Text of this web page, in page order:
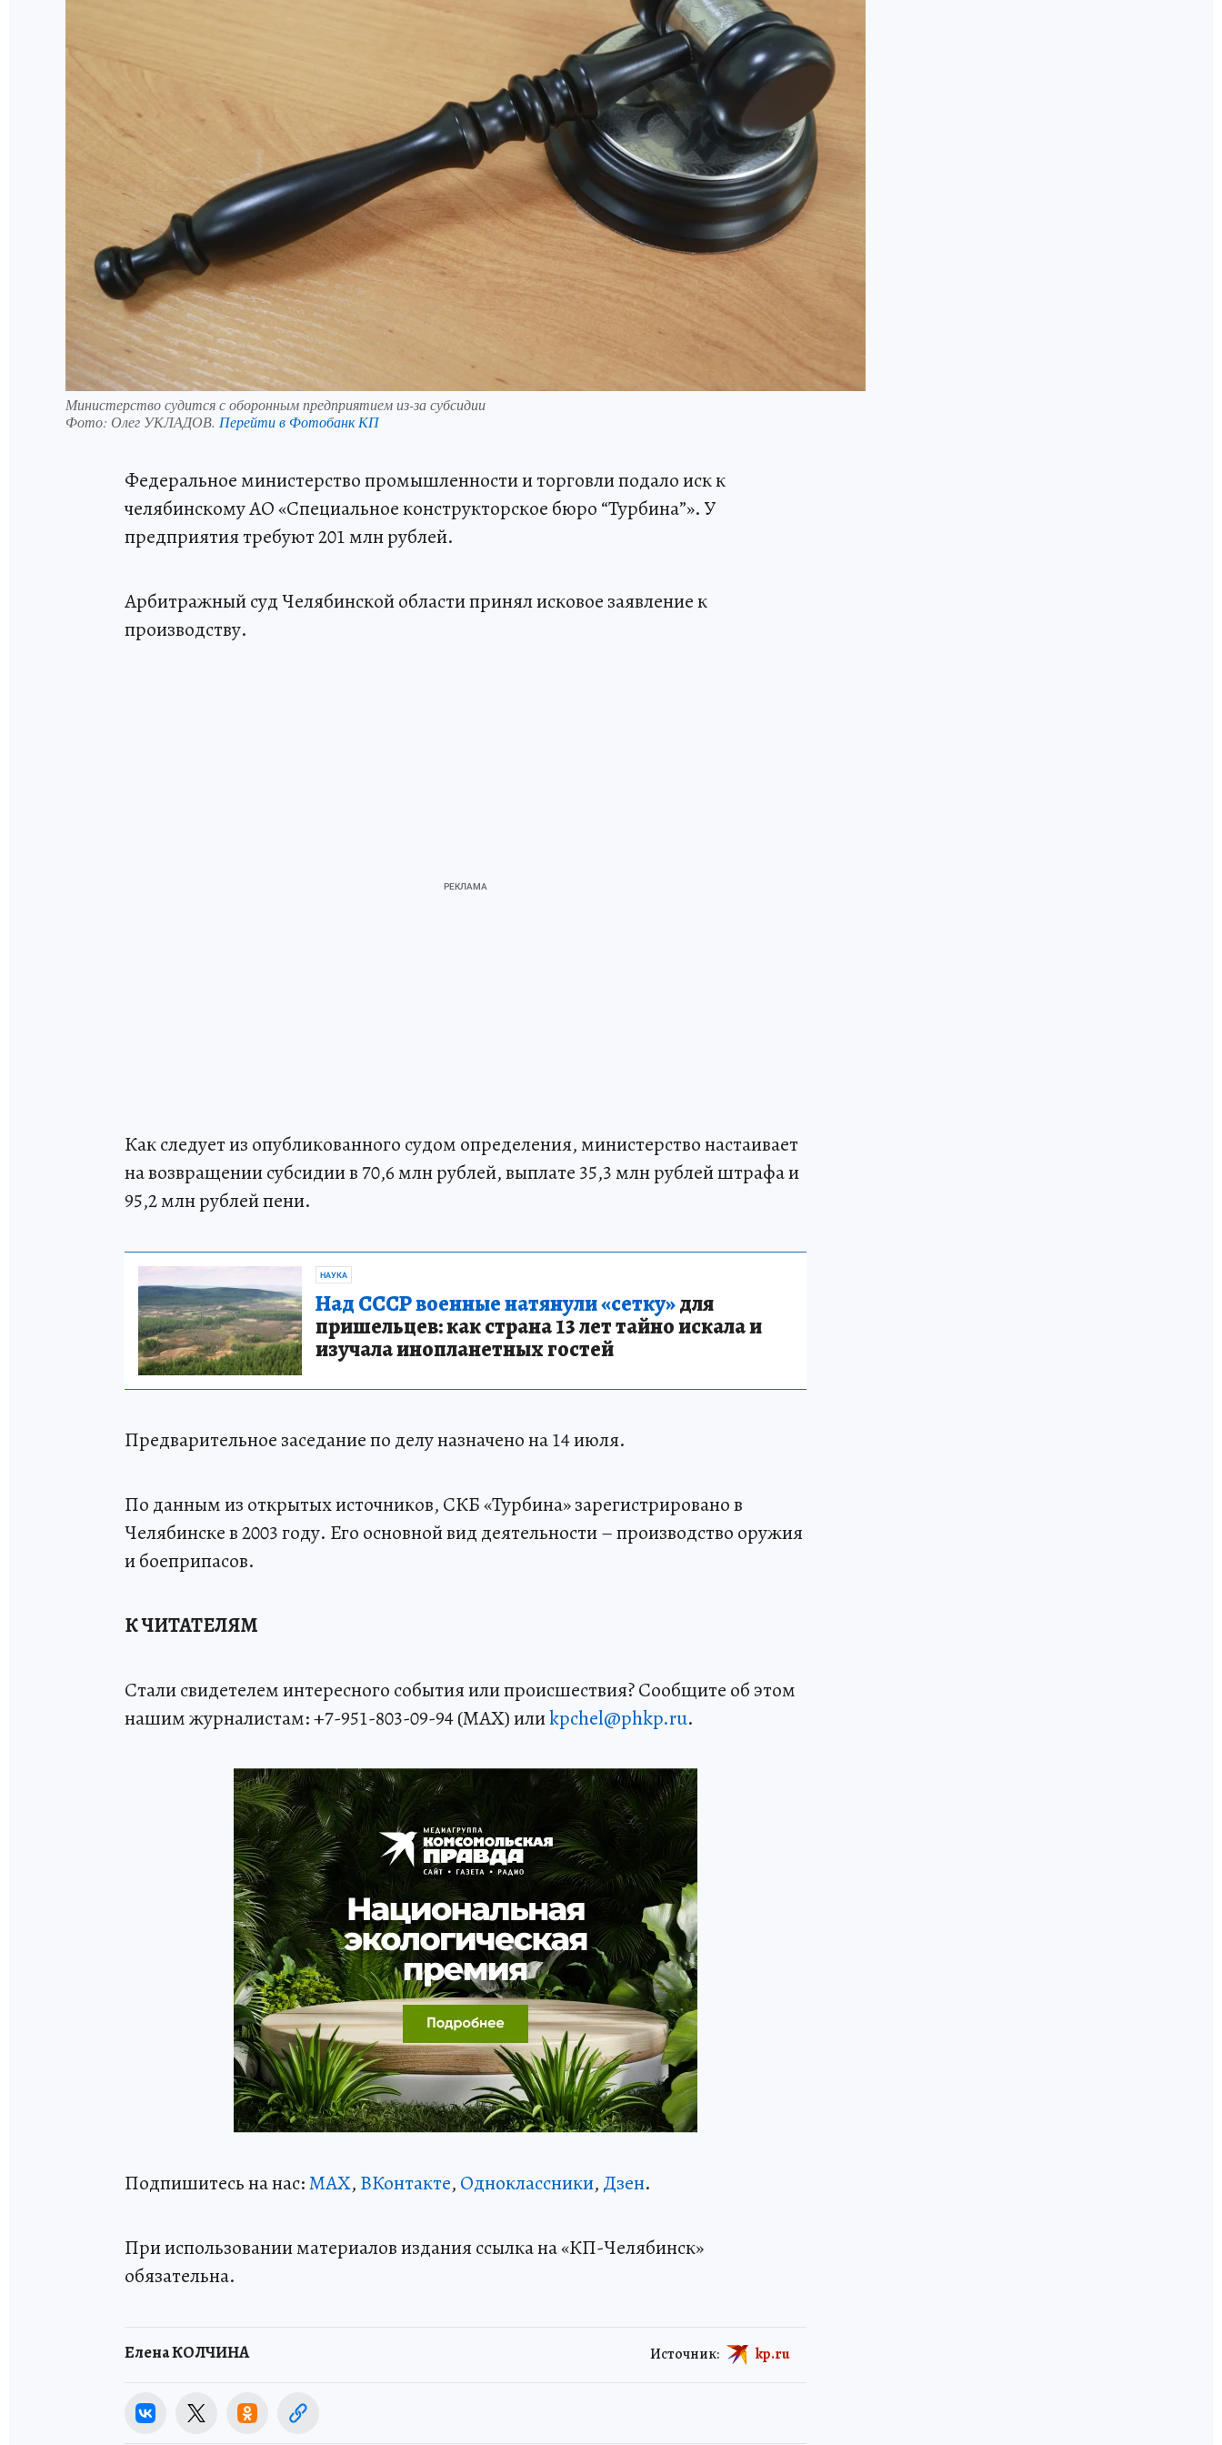
Министерство судится с оборонным предприятием из-за субсидии
Фото: Олег УКЛАДОВ. Перейти в Фотобанк КП
Федеральное министерство промышленности и торговли подало иск к
челябинскому АО «Специальное конструкторское бюро “Турбина”». У
предприятия требуют 201 млн рублей.
Арбитражный суд Челябинской области принял исковое заявление к
производству.
Как следует из опубликованного судом определения, министерство настаивает
на возвращении субсидии в 70,6 млн рублей, выплате 35,3 млн рублей штрафа и
95,2 млн рублей пени.
НАУКА
Над СССР военные натянули «сетку»для
пришельцев: как страна 13 лет тайно искала и
изучала инопланетных гостей
Предварительное заседание по делу назначено на 14 июля.
По данным из открытых источников, СКБ «Турбина» зарегистрировано в
Челябинске в 2003 году. Его основной вид деятельности – производство оружия
и боеприпасов.
К ЧИТАТЕЛЯМ
Стали свидетелем интересного события или происшествия? Сообщите об этом
нашим журналистам: +7-951-803-09-94 (MAX) илиkpchel@phkp.ru.
Подпишитесь на нас:MAX, ВКонтакте, Одноклассники, Дзен.
При использовании материалов издания ссылка на «КП-Челябинск»
обязательна.
Елена КОЛЧИНА Источник: kp.ru